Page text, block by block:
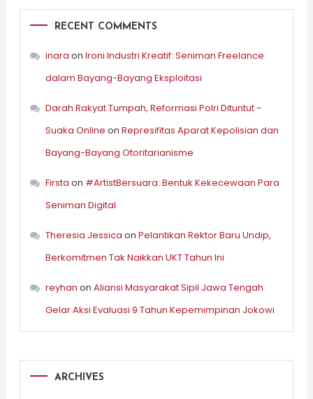
RECENT COMMENTS
inara on Ironi Industri Kreatif: Seniman Freelance
dalam Bayang-Bayang Eksploitasi
Darah Rakyat Tumpah, Reformasi Polri Dituntut -
Suaka Online on Represifitas Aparat Kepolisian dan
Bayang-Bayang Otoritarianisme
Firsta on #ArtistBersuara: Bentuk Kekecewaan Para
Seniman Digital
Theresia Jessica on Pelantikan Rektor Baru Undip,
Berkomitmen Tak Naikkan UKT Tahun Ini
reyhan on Aliansi Masyarakat Sipil Jawa Tengah
Gelar Aksi Evaluasi 9 Tahun Kepemimpinan Jokowi
ARCHIVES